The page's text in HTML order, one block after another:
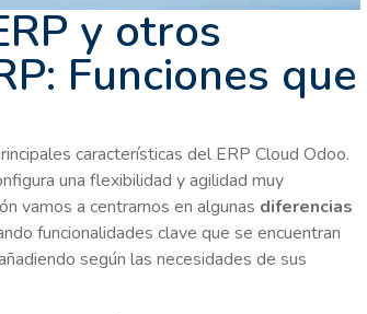
y otros
Funciones que
características del ERP Cloud Odoo.
una flexibilidad y agilidad muy
vamos a centrarnos en algunas diferencias
funcionalidades clave que se encuentran
según las necesidades de sus